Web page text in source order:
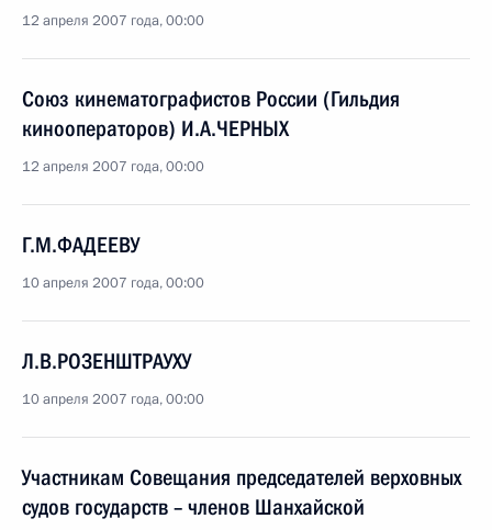
12 апреля 2007 года, 00:00
Союз кинематографистов России (Гильдия
кинооператоров) И.А.ЧЕРНЫХ
12 апреля 2007 года, 00:00
Г.М.ФАДЕЕВУ
10 апреля 2007 года, 00:00
Л.В.РОЗЕНШТРАУХУ
10 апреля 2007 года, 00:00
Участникам Совещания председателей верховных
судов государств – членов Шанхайской